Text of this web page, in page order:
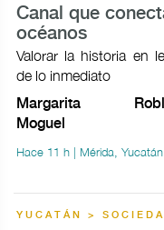
Canal que
océanos
Valorar la historia en
de lo inmediato
Margarita
Moguel
Hace 11 h | Mérida, Yucatán
YUCATÁN >